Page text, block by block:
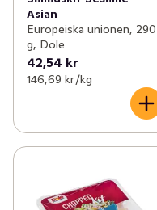
Asian
Europeiska unionen, 290
g, Dole
42,54 kr
146,69 kr /kg